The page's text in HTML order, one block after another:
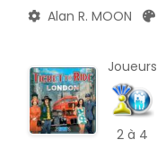
#
H
L
Alan R. MOON
Joueurs
2 à 4